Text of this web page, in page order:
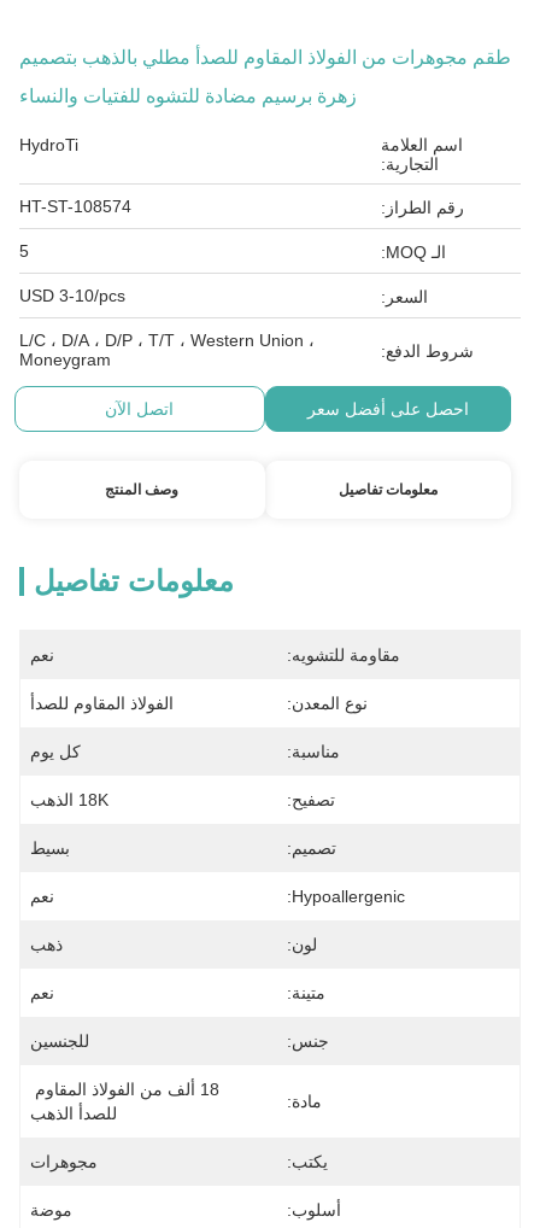
طقم مجوهرات من الفولاذ المقاوم للصدأ مطلي بالذهب بتصميم
زهرة برسيم مضادة للتشوه للفتيات والنساء
اسم العلامة
التجارية:
HydroTi
رقم الطراز: HT-ST-108574
الـ MOQ: 5
السعر: USD 3-10/pcs
شروط الدفع:
L/C ، D/A ، D/P ، T/T ، Western Union ،
Moneygram
احصل على أفضل سعر اتصل الآن
معلومات تفاصيل وصف المنتج
معلومات تفاصيل
مقاومة للتشويه: نعم
نوع المعدن: الفولاذ المقاوم للصدأ
مناسبة: كل يوم
تصفيح: 18K الذهب
تصميم: بسيط
Hypoallergenic: نعم
لون: ذهب
متينة: نعم
جنس: للجنسين
مادة:
للصدأ الذهب
يكتب: مجوهرات
أسلوب: موضة